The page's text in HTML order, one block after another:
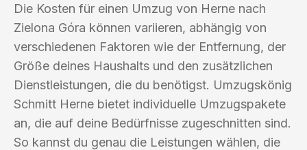
Die Kosten für einen Umzug von Herne nach
Zielona Góra können variieren, abhängig von
verschiedenen Faktoren wie der Entfernung, der
Größe deines Haushalts und den zusätzlichen
Dienstleistungen, die du benötigst. Umzugskönig
Schmitt Herne bietet individuelle Umzugspakete
an, die auf deine Bedürfnisse zugeschnitten sind.
So kannst du genau die Leistungen wählen, die